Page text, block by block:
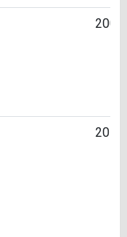
2003
2015